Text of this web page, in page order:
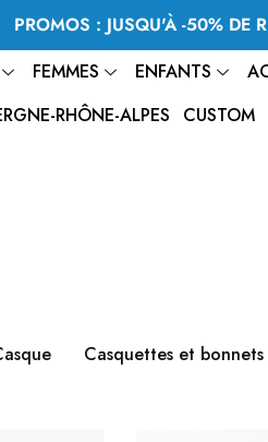
PROMOS : JUSQU'À -50% DE
FEMMES ENFANTS
RHÔNE-ALPES
CUSTOM
Casquettes et bonnets